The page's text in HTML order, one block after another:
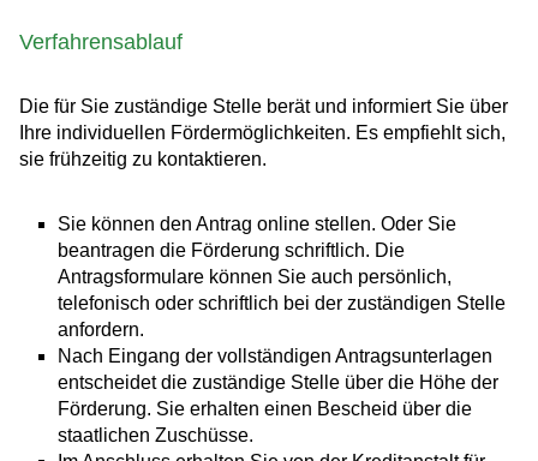
Verfahrensablauf
Die für Sie zuständige Stelle berät und informiert Sie über
Ihre individuellen Fördermöglichkeiten. Es empfiehlt sich,
sie frühzeitig zu kontaktieren.
Sie können den Antrag online stellen. Oder Sie
beantragen die Förderung schriftlich. Die
Antragsformulare können Sie auch persönlich,
telefonisch oder schriftlich bei der zuständigen Stelle
anfordern.
Nach Eingang der vollständigen Antragsunterlagen
entscheidet die zuständige Stelle über die Höhe der
Förderung. Sie erhalten einen Bescheid über die
staatlichen Zuschüsse.